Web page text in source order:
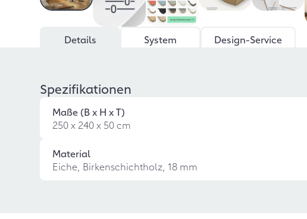
Details
System Design-Service
Spezifikationen
Maße (B x H x T)
250 x 240 x 50 cm
Material
Eiche, Birkenschichtholz, 18 mm